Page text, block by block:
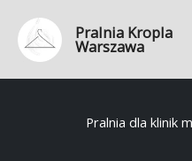
treści
Pralnia Kropla
Warszawa
Pralnia dla klinik